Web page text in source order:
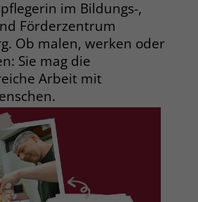
im Bildungs-,
Förderzentrum
Ob malen, werken oder
Sie mag die
Arbeit mit